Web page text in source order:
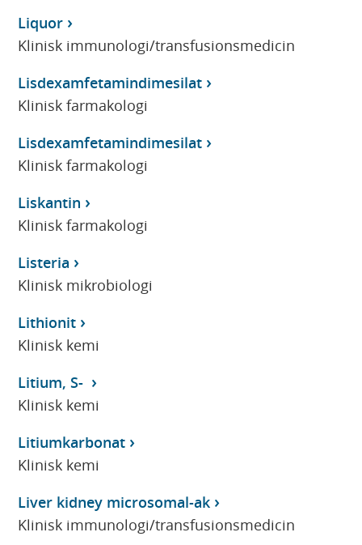
Liquor
Klinisk immunologi/transfusionsmedicin
Lisdexamfetamindimesilat
Klinisk farmakologi
Lisdexamfetamindimesilat
Klinisk farmakologi
Liskantin
Klinisk farmakologi
Listeria
Klinisk mikrobiologi
Lithionit
Klinisk kemi
Litium, S-
Klinisk kemi
Litiumkarbonat
Klinisk kemi
Liver kidney microsomal-ak
Klinisk immunologi/transfusionsmedicin